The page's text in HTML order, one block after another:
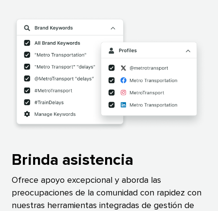
Brinda asistencia​​
Ofrece apoyo excepcional y aborda las
preocupaciones de la comunidad con rapidez con
nuestras herramientas integradas de gestión de